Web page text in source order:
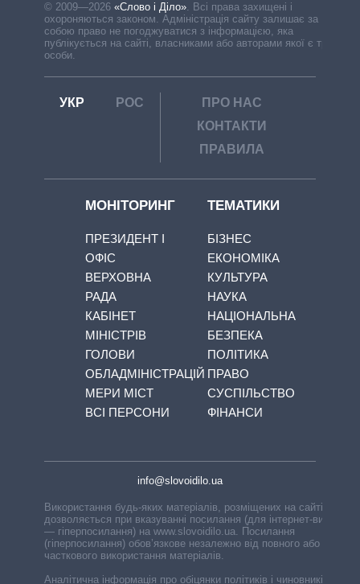
© 2009—2026 «Слово і Діло». Всі права захищені і
охороняються законом. Адміністрація сайту залишає за
собою право не погоджуватися з інформацією, яка
публікується на сайті, власниками або авторами якої є треті
особи.
УКР РОС
ПРО НАС
КОНТАКТИ
ПРАВИЛА
МОНІТОРИНГ
ПРЕЗИДЕНТ І
ОФІС
ВЕРХОВНА
РАДА
КАБІНЕТ
МІНІСТРІВ
ГОЛОВИ
ОБЛАДМІНІСТРАЦІЙ
МЕРИ МІСТ
ВСІ ПЕРСОНИ
ТЕМАТИКИ
БІЗНЕС
ЕКОНОМІКА
КУЛЬТУРА
НАУКА
НАЦІОНАЛЬНА
БЕЗПЕКА
ПОЛІТИКА
ПРАВО
СУСПІЛЬСТВО
ФІНАНСИ
info@slovoidilo.ua
Використання будь-яких матеріалів, розміщених на сайті,
дозволяється при вказуванні посилання (для інтернет-видань
— гіперпосилання) на www.slovoidilo.ua. Посилання
(гіперпосилання) обов’язкове незалежно від повного або
часткового використання матеріалів.
Аналітична інформація про обіцянки політиків і чиновників,